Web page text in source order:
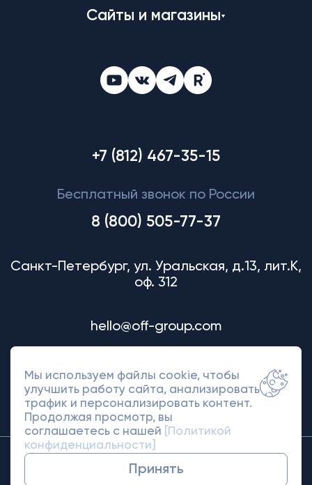
Сайты и магазины
+7 (812) 467-35-15
Бесплатный звонок по России
8 (800) 505-77-37
Санкт-Петербург, ул. Уральская, д.13, лит.К,
оф. 312
hello@off-group.com
© 2018-2026 Off Group. Товарный знак
Мы используем файлы cookie, чтобы
улучшить работу сайта, анализировать
трафик и персонализировать контент.
Продолжая просмотр, вы
соглашаетесь с нашей
[Политикой
конфиденциальности]
Принять